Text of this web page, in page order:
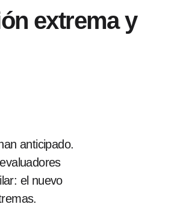
extrema y
anticipado.
el nuevo